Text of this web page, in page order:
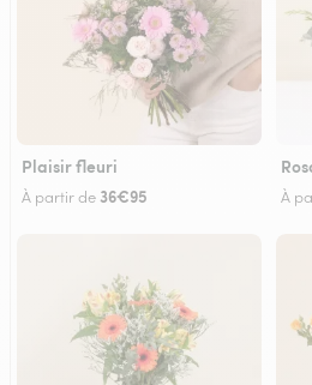
Plaisir fleuri
À partir de 36€95 À